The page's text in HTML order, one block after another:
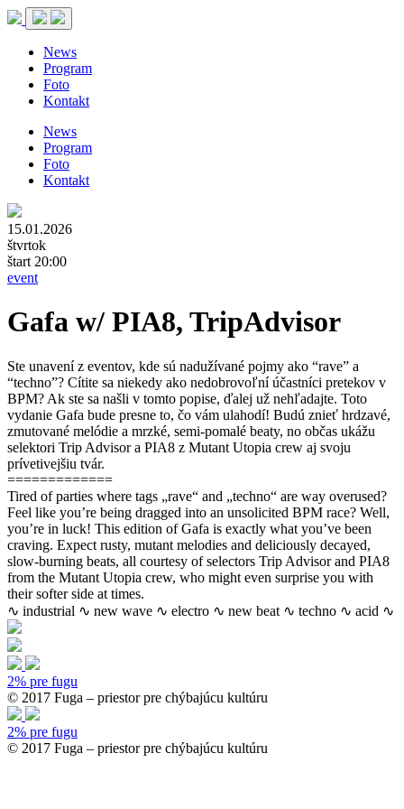
News
Program
Foto
Kontakt
News
Program
Foto
Kontakt
15.01.2026
štvrtok
štart 20:00
event
Gafa w/ PIA8, TripAdvisor
Ste unavení z eventov, kde sú nadužívané pojmy ako “rave” a
“techno”? Cítite sa niekedy ako nedobrovoľní účastníci pretekov v
BPM? Ak ste sa našli v tomto popise, ďalej už nehľadajte. Toto
vydanie Gafa bude presne to, čo vám ulahodí! Budú znieť hrdzavé,
zmutované melódie a mrzké, semi-pomalé beaty, no občas ukážu
selektori Trip Advisor a PIA8 z Mutant Utopia crew aj svoju
prívetivejšiu tvár.
=============
Tired of parties where tags „rave“ and „techno“ are way overused?
Feel like you’re being dragged into an unsolicited BPM race? Well,
you’re in luck! This edition of Gafa is exactly what you’ve been
craving. Expect rusty, mutant melodies and deliciously decayed,
slow-burning beats, all courtesy of selectors Trip Advisor and PIA8
from the Mutant Utopia crew, who might even surprise you with
their softer side at times.
∿ industrial ∿ new wave ∿ electro ∿ new beat ∿ techno ∿ acid ∿
2% pre fugu
© 2017 Fuga – priestor pre chýbajúcu kultúru
2% pre fugu
© 2017 Fuga – priestor pre chýbajúcu kultúru